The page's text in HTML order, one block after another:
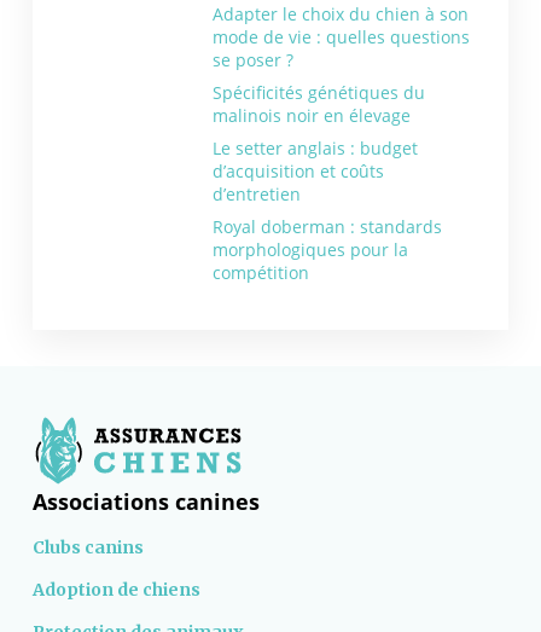
Adapter le choix du chien à son
mode de vie : quelles questions
se poser ?
Spécificités génétiques du
malinois noir en élevage
Le setter anglais : budget
d’acquisition et coûts
d’entretien
Royal doberman : standards
morphologiques pour la
compétition
Associations canines
Clubs canins
Adoption de chiens